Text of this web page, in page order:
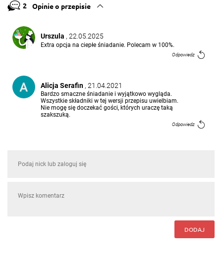
2 Opinie o przepisie
Urszula , 22.05.2025
Extra opcja na ciepłe śniadanie. Polecam w 100%.
Odpowiedz
Alicja Serafin , 21.04.2021
Bardzo smaczne śniadanie i wyjątkowo wygląda.
Wszystkie składniki w tej wersji przepisu uwielbiam.
Nie mogę się doczekać gości, których uraczę taką
szakszuką.
Odpowiedz
DODAJ